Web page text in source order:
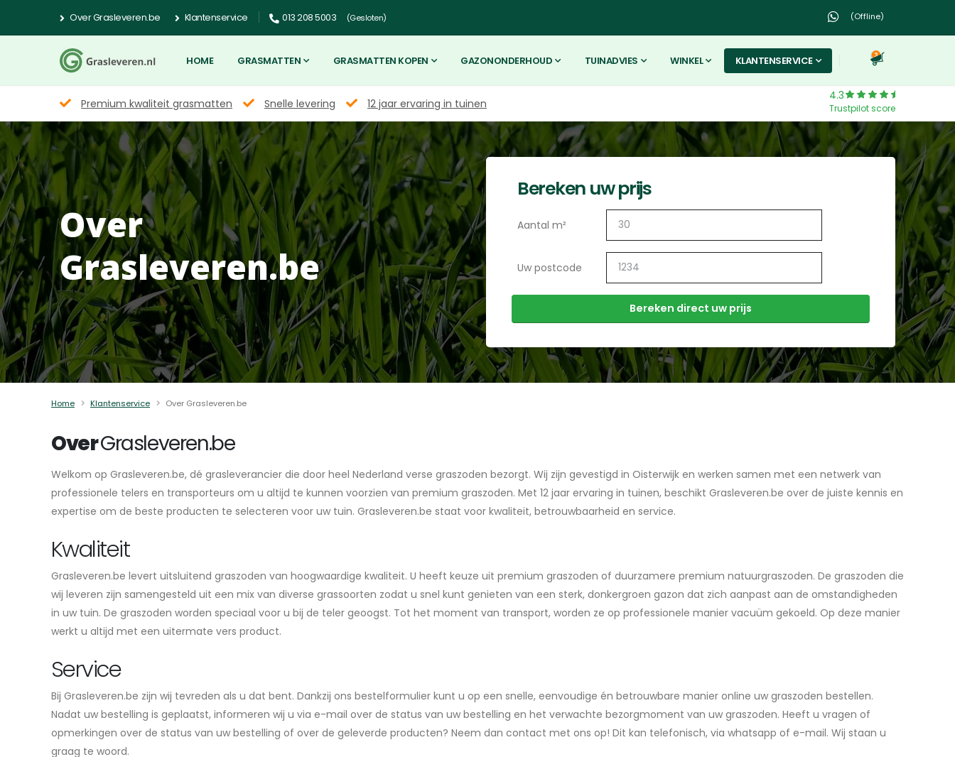
Over Grasleveren.be Klantenservice 013 208 5003 (Gesloten) (Offline)
HOME GRASMATTEN GRASMATTEN KOPEN GAZONONDERHOUD TUINADVIES WINKEL KLANTENSERVICE 3
Premium kwaliteit grasmatten Snelle levering 12 jaar ervaring in tuinen
4.3
Trustpilot score
Over
Grasleveren.be
Bereken uw prijs
Aantal m²
Uw postcode
Home Klantenservice Over Grasleveren.be
OverGrasleveren.be
Welkom op Grasleveren.be, dé grasleverancier die door heel Nederland verse graszoden bezorgt. Wij zijn gevestigd in Oisterwijk en werken samen met een netwerk van
professionele telers en transporteurs om u altijd te kunnen voorzien van premium graszoden. Met 12 jaar ervaring in tuinen, beschikt Grasleveren.be over de juiste kennis en
expertise om de beste producten te selecteren voor uw tuin. Grasleveren.be staat voor kwaliteit, betrouwbaarheid en service.
Kwaliteit
Grasleveren.be levert uitsluitend graszoden van hoogwaardige kwaliteit. U heeft keuze uit premium graszoden of duurzamere premium natuurgraszoden. De graszoden die
wij leveren zijn samengesteld uit een mix van diverse grassoorten zodat u snel kunt genieten van een sterk, donkergroen gazon dat zich aanpast aan de omstandigheden
in uw tuin. De graszoden worden speciaal voor u bij de teler geoogst. Tot het moment van transport, worden ze op professionele manier vacuüm gekoeld. Op deze manier
werkt u altijd met een uitermate vers product.
Service
Bij Grasleveren.be zijn wij tevreden als u dat bent. Dankzij ons bestelformulier kunt u op een snelle, eenvoudige én betrouwbare manier online uw graszoden bestellen.
Nadat uw bestelling is geplaatst, informeren wij u via e-mail over de status van uw bestelling en het verwachte bezorgmoment van uw graszoden. Heeft u vragen of
opmerkingen over de status van uw bestelling of over de geleverde producten? Neem dan contact met ons op! Dit kan telefonisch, via whatsapp of e-mail. Wij staan u
graag te woord.